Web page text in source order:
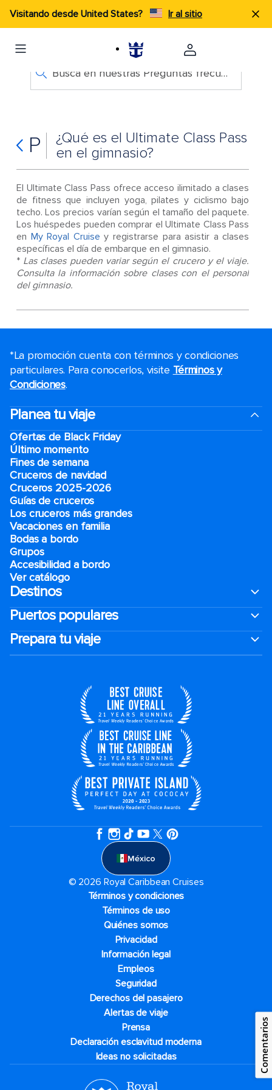
Visitando desde United States? Ir al sitio
Busca en nuestras Preguntas frecuentes
P
¿Qué es el Ultimate Class Pass
en el gimnasio?
El Ultimate Class Pass ofrece acceso ilimitado a clases
de fitness que incluyen yoga, pilates y ciclismo bajo
techo. Los precios varían según el tamaño del paquete.
Los huéspedes pueden comprar el Ultimate Class Pass
en My Royal Cruise y registrarse para asistir a clases
específicas el día de embarque en el gimnasio.
*Las clases pueden variar según el crucero y el viaje.
Consulta la información sobre clases con el personal
del gimnasio.
*La promoción cuenta con términos y condiciones
particulares. Para conocerlos, visite Términos y
Condiciones.
Planea tu viaje
Ofertas de Black Friday
Último momento
Fines de semana
Cruceros de navidad
Cruceros 2025-2026
Guías de cruceros
Los cruceros más grandes
Vacaciones en familia
Bodas a bordo
Grupos
Accesibilidad a bordo
Ver catálogo
Destinos
Puertos populares
Prepara tu viaje
México
© 2026 Royal Caribbean Cruises
Términos y condiciones
Términos de uso
Quiénes somos
Privacidad
Información legal
Empleos
Seguridad
Derechos del pasajero
Alertas de viaje
Prensa
Declaración esclavitud moderna
Ideas no solicitadas
Comentarios